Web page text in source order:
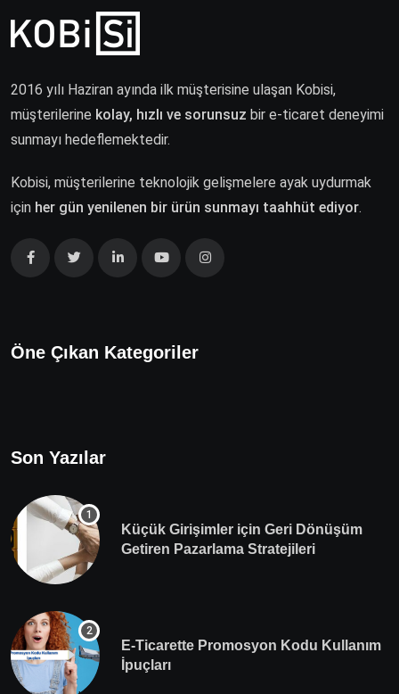
2016 yılı Haziran ayında ilk müşterisine ulaşan Kobisi,
müşterilerine kolay, hızlı ve sorunsuz bir e-ticaret deneyimi
sunmayı hedeflemektedir.
Kobisi, müşterilerine teknolojik gelişmelere ayak uydurmak
için her gün yenilenen bir ürün sunmayı taahhüt ediyor.
Öne Çıkan Kategoriler
Son Yazılar
Küçük Girişimler için Geri Dönüşüm
Getiren Pazarlama Stratejileri
E-Ticarette Promosyon Kodu Kullanım
İpuçları